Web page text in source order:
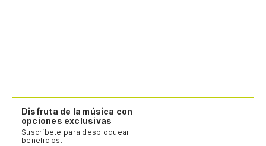
Disfruta de la música con
opciones exclusivas
Suscríbete para desbloquear
beneficios.